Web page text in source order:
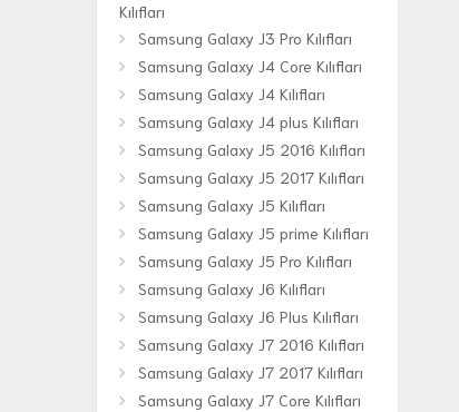
Kılıfları
Samsung Galaxy J3 Pro Kılıfları
Samsung Galaxy J4 Core Kılıfları
Samsung Galaxy J4 Kılıfları
Samsung Galaxy J4 plus Kılıfları
Samsung Galaxy J5 2016 Kılıfları
Samsung Galaxy J5 2017 Kılıfları
Samsung Galaxy J5 Kılıfları
Samsung Galaxy J5 prime Kılıfları
Samsung Galaxy J5 Pro Kılıfları
Samsung Galaxy J6 Kılıfları
Samsung Galaxy J6 Plus Kılıfları
Samsung Galaxy J7 2016 Kılıfları
Samsung Galaxy J7 2017 Kılıfları
Samsung Galaxy J7 Core Kılıfları